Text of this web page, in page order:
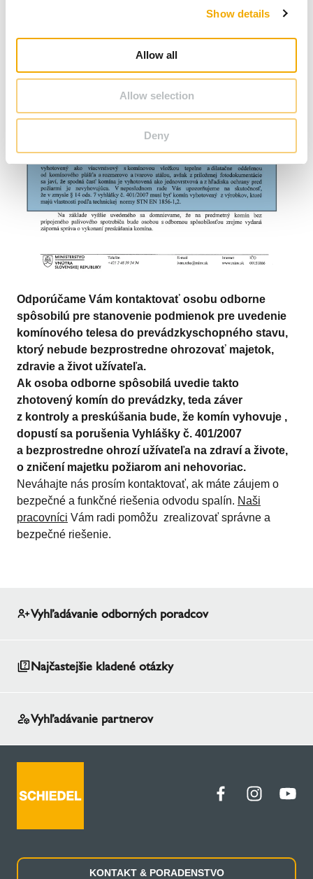
Show details
Allow all
Allow selection
Deny
Odporúčame Vám kontaktovať osobu odborne
spôsobilú pre stanovenie podmienok pre uvedenie
komínového telesa do prevádzkyschopného stavu,
ktorý nebude bezprostredne ohrozovať majetok,
zdravie a život užívateľa.
Ak osoba odborne spôsobilá uvedie takto
zhotovený komín do prevádzky, teda záver
z kontroly a preskúšania bude, že komín vyhovuje ,
dopustí sa porušenia Vyhlášky č. 401/2007
a bezprostredne ohrozí užívateľa na zdraví a živote,
o zničení majetku požiarom ani nehovoriac.
Neváhajte nás prosím kontaktovať, ak máte záujem o
bezpečné a funkčné riešenia odvodu spalín. Naši
pracovníci Vám radi pomôžu zrealizovať správne a
bezpečné riešenie.
Vyhľadávanie odborných poradcov
Najčastejšie kladené otázky
Vyhľadávanie partnerov
KONTAKT & PORADENSTVO